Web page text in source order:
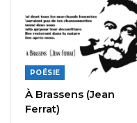
POÉSIE
À Brassens (Jean
Ferrat)